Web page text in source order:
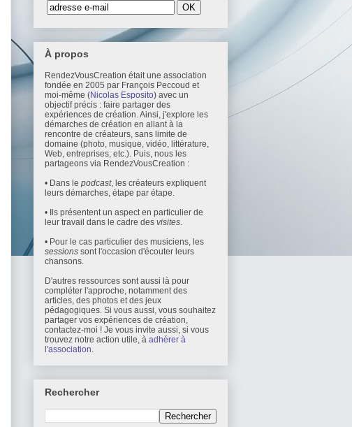
À propos
RendezVousCreation était une association
fondée en 2005 par François Peccoud et
moi-même (Nicolas Esposito) avec un
objectif précis : faire partager des
expériences de création. Ainsi, j'explore les
démarches de création en allant à la
rencontre de créateurs, sans limite de
domaine (photo, musique, vidéo, littérature,
Web, entreprises, etc.). Puis, nous les
partageons via RendezVousCreation :
• Dans le podcast, les créateurs expliquent
leurs démarches, étape par étape.
• Ils présentent un aspect en particulier de
leur travail dans le cadre des visites.
• Pour le cas particulier des musiciens, les
sessions sont l'occasion d'écouter leurs
chansons.
D'autres ressources sont aussi là pour
compléter l'approche, notamment des
articles, des photos et des jeux
pédagogiques. Si vous aussi, vous souhaitez
partager vos expériences de création,
contactez-moi ! Je vous invite aussi, si vous
trouvez notre action utile, à adhérer à
l'association.
Rechercher